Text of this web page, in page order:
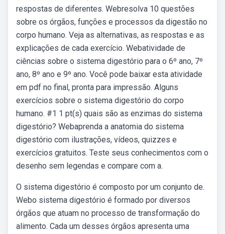
respostas de diferentes. Webresolva 10 questões
sobre os órgãos, funções e processos da digestão no
corpo humano. Veja as alternativas, as respostas e as
explicações de cada exercício. Webatividade de
ciências sobre o sistema digestório para o 6º ano, 7º
ano, 8º ano e 9º ano. Você pode baixar esta atividade
em pdf no final, pronta para impressão. Alguns
exercícios sobre o sistema digestório do corpo
humano. #1 1 pt(s) quais são as enzimas do sistema
digestório? Webaprenda a anatomia do sistema
digestório com ilustrações, vídeos, quizzes e
exercícios gratuitos. Teste seus conhecimentos com o
desenho sem legendas e compare com a.
O sistema digestório é composto por um conjunto de.
Webo sistema digestório é formado por diversos
órgãos que atuam no processo de transformação do
alimento. Cada um desses órgãos apresenta uma